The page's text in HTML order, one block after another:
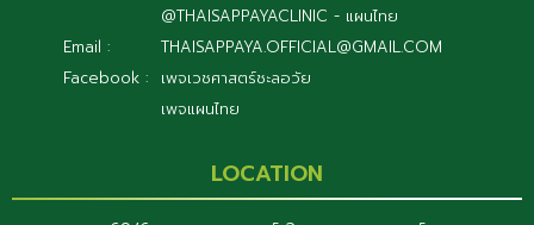
@THAISAPPAYACLINIC - แผนไทย
Email :
THAISAPPAYA.OFFICIAL@GMAIL.COM
Facebook :
เพจเวชศาสตร์ชะลอวัย
เพจแผนไทย
LOCATION